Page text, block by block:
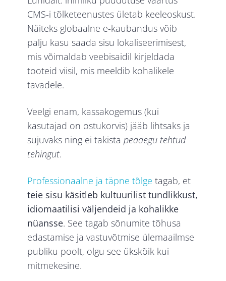
CMS-i tõlketeenustes ületab keeleoskust.
Näiteks globaalne e-kaubandus võib
palju kasu saada sisu lokaliseerimisest,
mis võimaldab veebisaidil kirjeldada
tooteid viisil, mis meeldib kohalikele
tavadele.
Veelgi enam, kassakogemus (kui
kasutajad on ostukorvis) jääb lihtsaks ja
sujuvaks ning ei takistapeaaegu tehtud
tehingut.
Professionaalne ja täpne tõlge tagab, et
teie sisu käsitleb kultuurilist tundlikkust,
idiomaatilisi väljendeid ja kohalikke
nüansse. See tagab sõnumite tõhusa
edastamise ja vastuvõtmise ülemaailmse
publiku poolt, olgu see ükskõik kui
mitmekesine.